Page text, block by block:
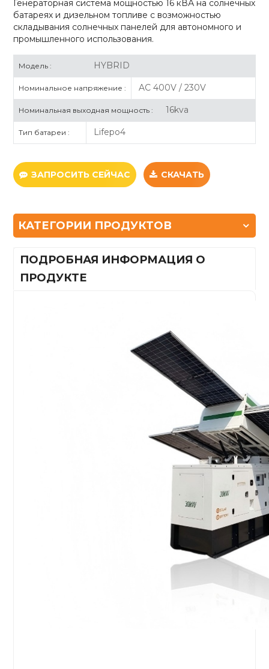
Генераторная система мощностью 16 кВА на солнечных
батареях и дизельном топливе с возможностью
складывания солнечных панелей для автономного и
промышленного использования.
Модель : HYBRID
Номинальное напряжение : AC 400V / 230V
Номинальная выходная мощность : 16kva
Тип батареи : Lifepo4
ЗАПРОСИТЬ СЕЙЧАС СКАЧАТЬ
КАТЕГОРИИ ПРОДУКТОВ
ПОДРОБНАЯ ИНФОРМАЦИЯ О
ПРОДУКТЕ